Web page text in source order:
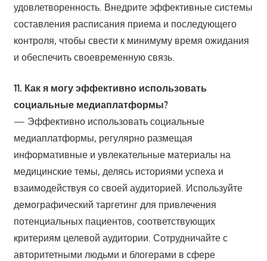
удовлетворенность. Внедрите эффективные системы
составления расписания приема и последующего
контроля, чтобы свести к минимуму время ожидания
и обеспечить своевременную связь.
11. Как я могу эффективно использовать
социальные медиаплатформы?
— Эффективно использовать социальные
медиаплатформы, регулярно размещая
информативные и увлекательные материалы на
медицинские темы, делясь историями успеха и
взаимодействуя со своей аудиторией. Используйте
демографический таргетинг для привлечения
потенциальных пациентов, соответствующих
критериям целевой аудитории. Сотрудничайте с
авторитетными людьми и блогерами в сфере